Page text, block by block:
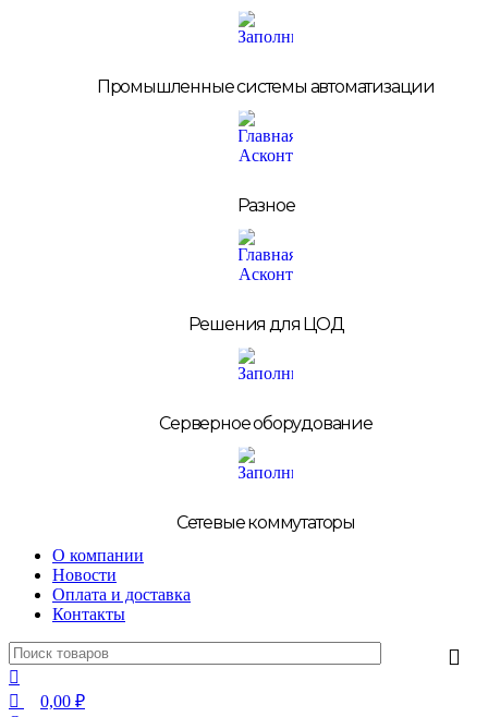
Промышленные системы автоматизации
Разное
Решения для ЦОД
Серверное оборудование
Сетевые коммутаторы
О компании
Новости
Оплата и доставка
Контакты
0,00 ₽